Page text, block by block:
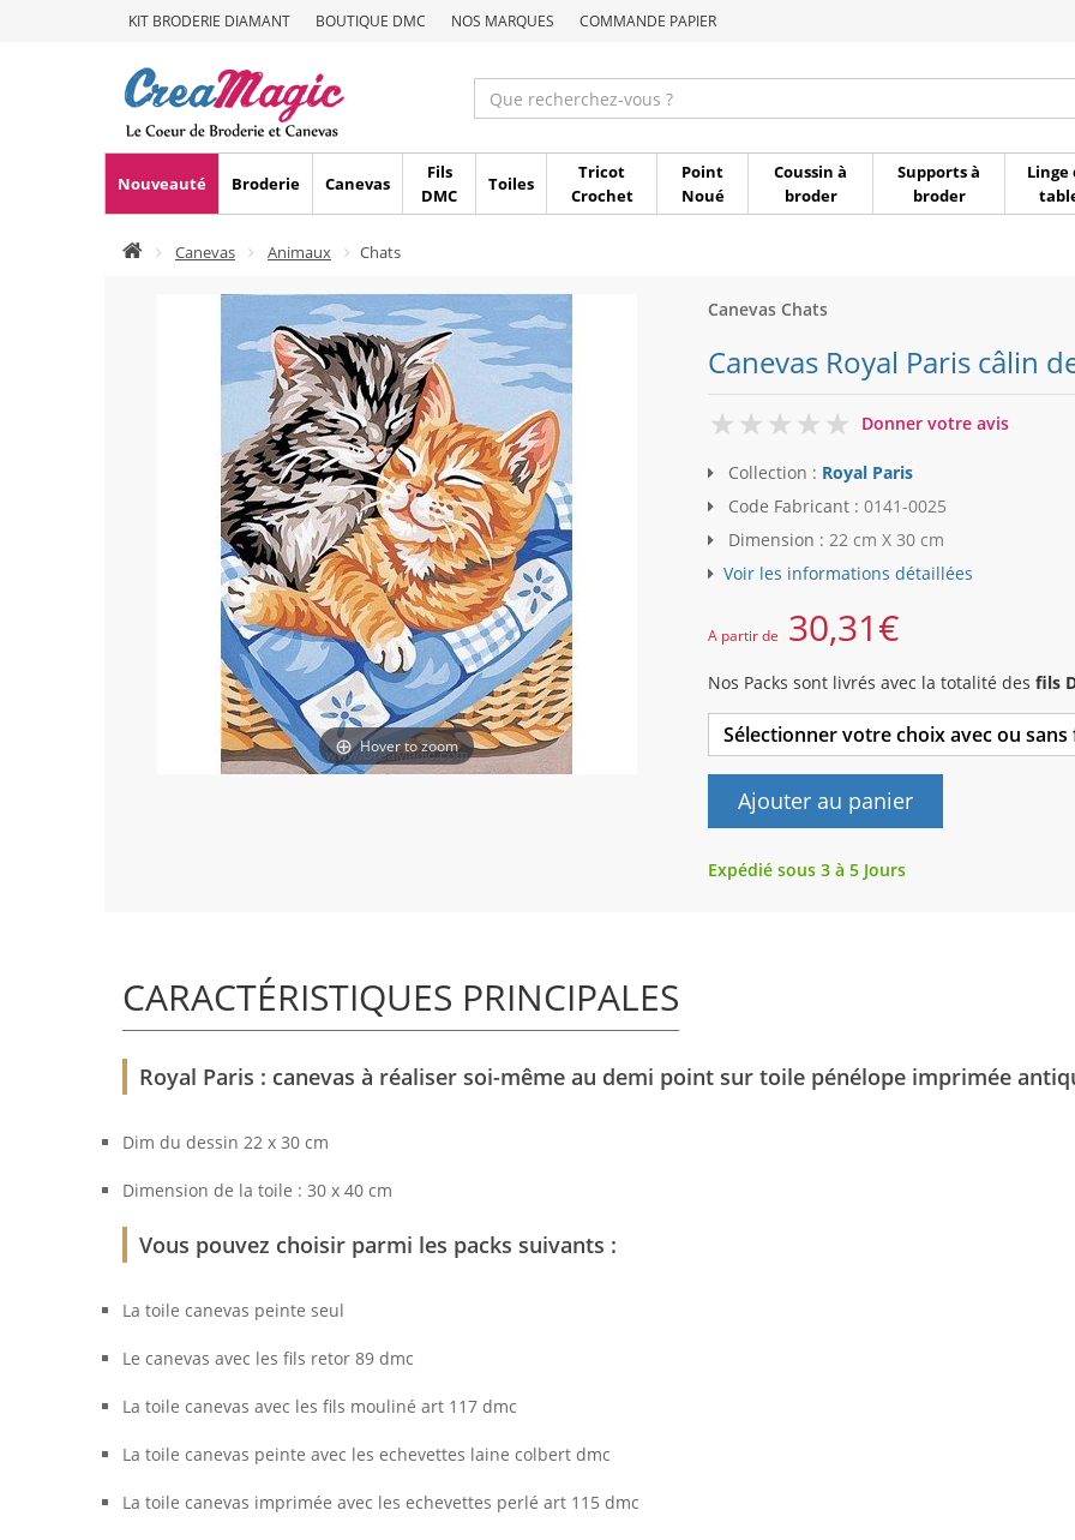
KIT BRODERIE DIAMANT BOUTIQUE DMC NOS MARQUES COMMANDE PAPIER
Nouveauté Broderie Canevas
Fils
DMC
Toiles
Tricot
Crochet
Point
Noué
Coussin à
broder
Supports à
broder
Linge
Canevas Animaux Chats
Hover to zoom
Canevas Chats
Canevas Royal Paris câlin
0
Donner votre avis
Collection : Royal Paris
Code Fabricant : 0141-0025
Dimension : 22 cm X 30 cm
Voir les informations détaillées
A partir de 30,31€
Nos Packs sont livrés avec la totalité des fils
Sélectionner votre choix avec ou
Ajouter au panier
Expédié sous 3 à 5 Jours
CARACTÉRISTIQUES PRINCIPALES
Royal Paris : canevas à réaliser soi-même au demi point sur toile pénélope imprimée
Dim du dessin 22 x 30 cm
Dimension de la toile : 30 x 40 cm
Vous pouvez choisir parmi les packs suivants :
La toile canevas peinte seul
Le canevas avec les fils retor 89 dmc
La toile canevas avec les fils mouliné art 117 dmc
La toile canevas peinte avec les echevettes laine colbert dmc
La toile canevas imprimée avec les echevettes perlé art 115 dmc